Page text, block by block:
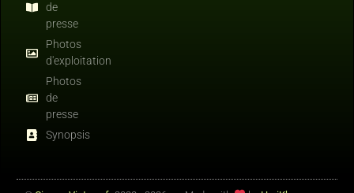
de
presse
Photos
d'exploitation
Photos
de
presse
Synopsis